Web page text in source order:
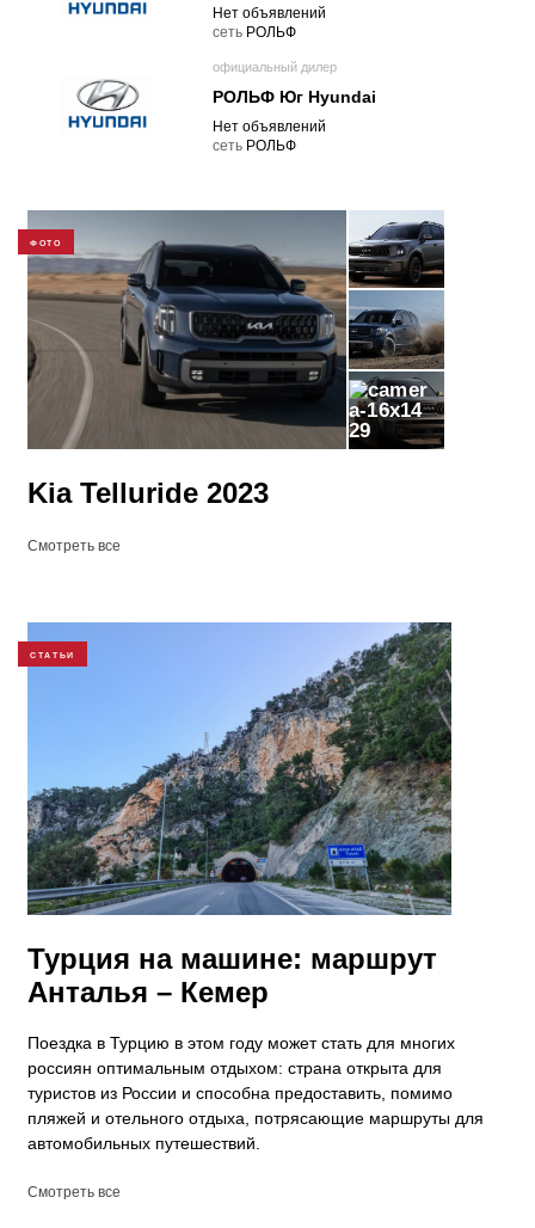
Нет объявлений
cеть РОЛЬФ
официальный дилер
РОЛЬФ Юг Hyundai
Нет объявлений
cеть РОЛЬФ
ФОТО
29
Kia Telluride 2023
Смотреть все
СТАТЬИ
Турция на машине: маршрут
Анталья – Кемер
Поездка в Турцию в этом году может стать для многих
россиян оптимальным отдыхом: страна открыта для
туристов из России и способна предоставить, помимо
пляжей и отельного отдыха, потрясающие маршруты для
автомобильных путешествий.
Смотреть все